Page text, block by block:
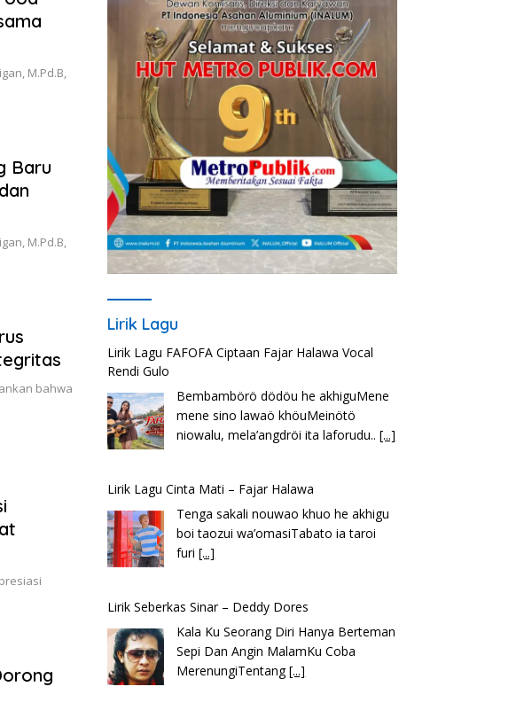
M.Pd.B,
Baru
M.Pd.B,
bahwa
Lirik Lagu
Lirik Lagu FAFOFA Ciptaan Fajar Halawa Vocal
Rendi Gulo
Bembambörö dödöu he akhiguMene
mene sino lawaö khöuMeinötö
niowalu, mela’angdröi ita laforudu..[...]
Lirik Lagu Cinta Mati – Fajar Halawa
Tenga sakali nouwao khuo he akhigu
boi taozui wa’omasiTabato ia taroi
furi[...]
Lirik Seberkas Sinar – Deddy Dores
Kala Ku Seorang Diri Hanya Berteman
Sepi Dan Angin MalamKu Coba
MerenungiTentang[...]